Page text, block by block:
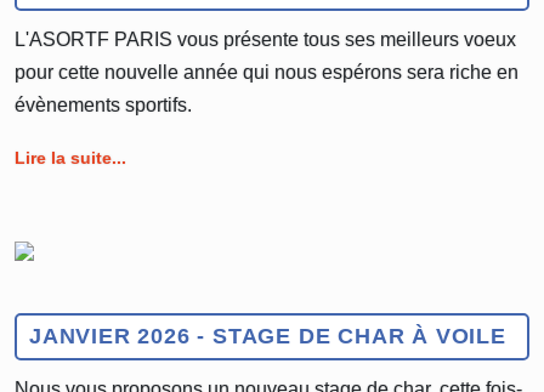
L'ASORTF PARIS vous présente tous ses meilleurs voeux
pour cette nouvelle année qui nous espérons sera riche en
évènements sportifs.
Lire la suite...
JANVIER 2026 - STAGE DE CHAR À VOILE